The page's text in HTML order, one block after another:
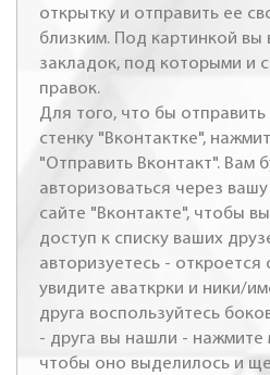
открытку и отправить ее
близким. Под картинкой вы
закладок, под которыми и
правок.
Для того, что бы отправить
стенку "Вконтактке",
"Отправить Вконтакт". Вам
авторизоваться через
сайте "Вконтакте", чтобы
доступ к списку ваших
авторизуетесь -
увидите аваткрки и ники/
друга воспользуйтесь
- друга вы нашли -
чтобы оно выделилось и